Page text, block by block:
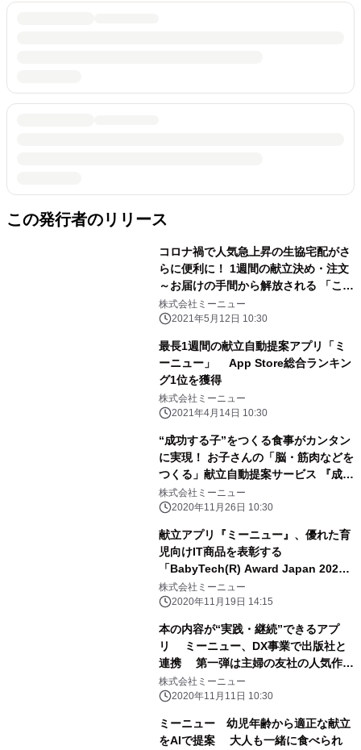
この発行者のリリース
コロナ禍で人気急上昇の生協宅配がさ
らに便利に！ 1週間の献立決め・注文
～お届けの手間から解放される 「こん
だてアシスト」 AI献立提案「ミーニ
ュー」×「コープこうべ」でサービス
株式会社ミーニュー
2021年5月12日 10:30
最長1週間の献立自動提案アプリ「ミ
ーニュー」 App Store総合ランキン
グ1位を獲得
株式会社ミーニュー
2021年4月14日 10:30
“成功する子”をつくる食事がカンタン
に実現！ お子さんの「脳・筋肉などを
つくる」献立自動提案サービス 『成功
する子は食べ物が9割』コースを開始
株式会社ミーニュー
2020年11月26日 10:30
献立アプリ『ミーニュー』、優れた育
児向けIT商品を表彰する
「BabyTech(R) Award Japan 2020
powered by DNP 大日本印刷」の「授
乳と食事部門」大賞を受賞
株式会社ミーニュー
2020年11月19日 14:15
本の内容が“実践・継続”できるアプ
リ ミーニュー、DX事業で出版社と
連携 第一弾は主婦の友社の人気作
『成功する子は食べ物が9割』
株式会社ミーニュー
2020年11月11日 10:30
ミーニュー 幼児年齢から適正な献立
をAIで提案 大人も一緒に食べられ